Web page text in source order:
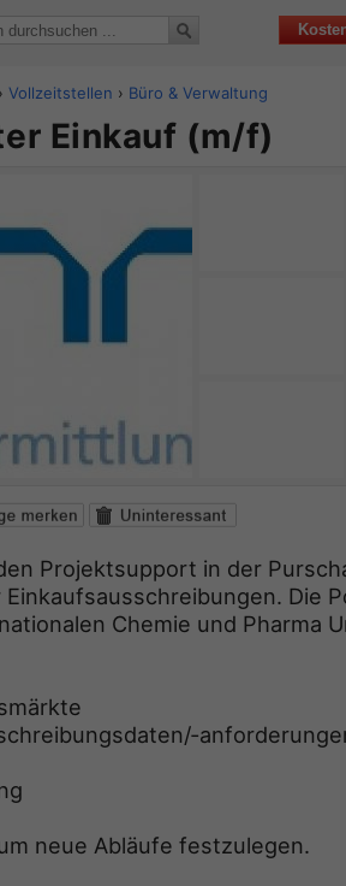
›Vollzeitstellen › Büro & Verwaltung
Einkauf (m/f)
Projektsupport in der
Die
Chemie und Pharma
neue Abläufe festzulegen.